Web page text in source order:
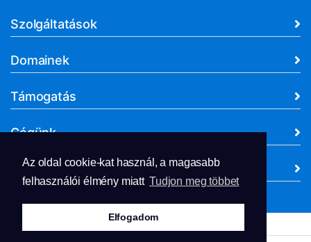
Az oldal cookie-kat használ, a magasabb
felhasználói élmény miatt Tudjon meg többet
Elfogadom
Szolgáltatások
Domainek
Támogatás
Cégünk
Dokumentumok